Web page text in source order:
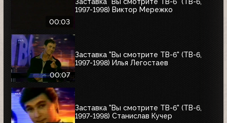
00:03
1997-1998) Виктор Мережко
00:07
Заставка "Вы смотрите ТВ-6" (ТВ-6,
1997-1998) Илья Легостаев
Заставка "Вы смотрите ТВ-6" (ТВ-6,
1997-1998) Станислав Кучер